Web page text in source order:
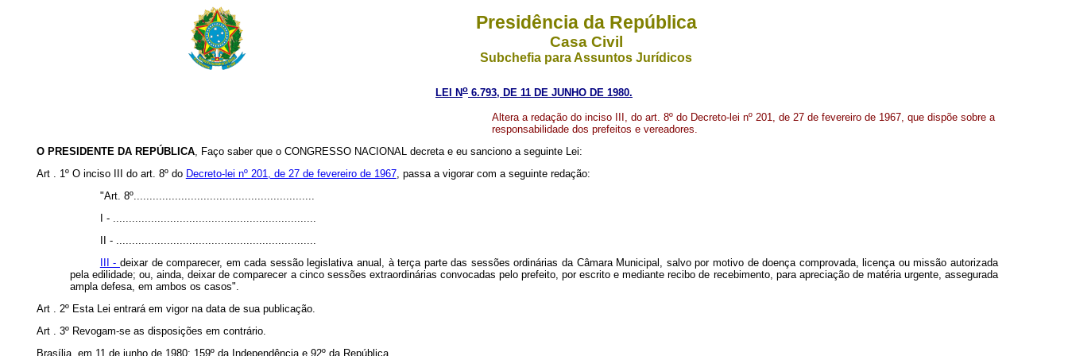
Presidência da República
Casa Civil
Subchefia para Assuntos Jurídicos
LEI No 6.793, DE 11 DE JUNHO DE 1980.
Altera a redação do inciso III, do art. 8º do Decreto-lei nº 201, de 27 de fevereiro de 1967, que dispõe sobre a
responsabilidade dos prefeitos e vereadores.
O PRESIDENTE DA REPÚBLICA, Faço saber que o CONGRESSO NACIONAL decreta e eu sanciono a seguinte Lei:
Art . 1º O inciso III do art. 8º do Decreto-lei nº 201, de 27 de fevereiro de 1967, passa a vigorar com a seguinte redação:
"Art. 8º.........................................................
I - ................................................................
II - ...............................................................
III - deixar de comparecer, em cada sessão legislativa anual, à terça parte das sessões ordinárias da Câmara Municipal, salvo por motivo de doença comprovada, licença ou missão autorizada
pela edilidade; ou, ainda, deixar de comparecer a cinco sessões extraordinárias convocadas pelo prefeito, por escrito e mediante recibo de recebimento, para apreciação de matéria urgente, assegurada
ampla defesa, em ambos os casos".
Art . 2º Esta Lei entrará em vigor na data de sua publicação.
Art . 3º Revogam-se as disposições em contrário.
Brasília, em 11 de junho de 1980; 159º da Independência e 92º da República.